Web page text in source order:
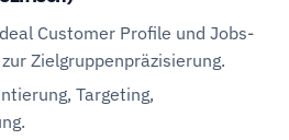
Customer Profile und Jobs-
Zielgruppenpräzisierung.
Targeting,